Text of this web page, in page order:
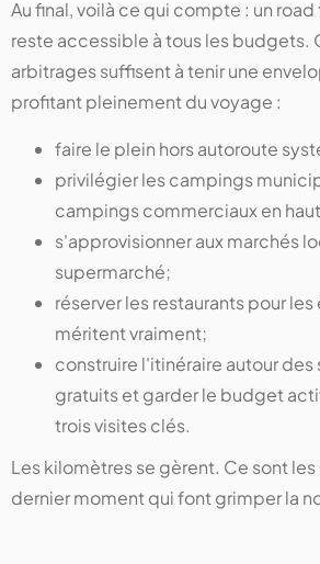
Au final, voilà ce qui compte : un
reste accessible à tous les budgets.
arbitrages suffisent à tenir une
profitant pleinement du voyage :
faire le plein hors autoroute
privilégier les campings
campings commerciaux en
s'approvisionner aux marchés
supermarché;
réserver les restaurants pour
méritent vraiment;
construire l'itinéraire autour des
gratuits et garder le budget
trois visites clés.
Les kilomètres se gèrent. Ce sont
dernier moment qui font grimper la